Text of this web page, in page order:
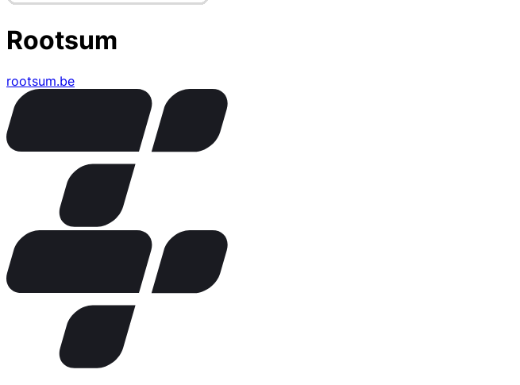
Rootsum
rootsum.be